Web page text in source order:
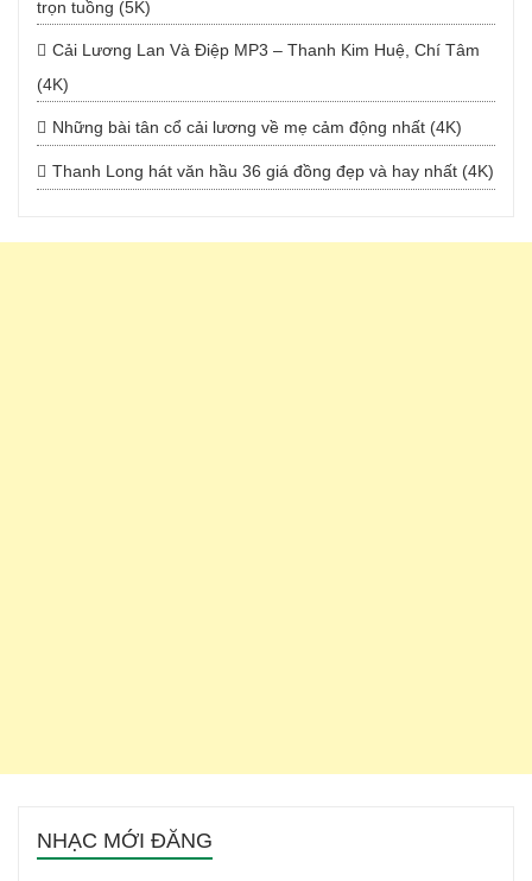
trọn tuồng (5K)
Cải Lương Lan Và Điệp MP3 – Thanh Kim Huệ, Chí Tâm
(4K)
Những bài tân cổ cải lương về mẹ cảm động nhất (4K)
Thanh Long hát văn hầu 36 giá đồng đẹp và hay nhất (4K)
NHẠC MỚI ĐĂNG